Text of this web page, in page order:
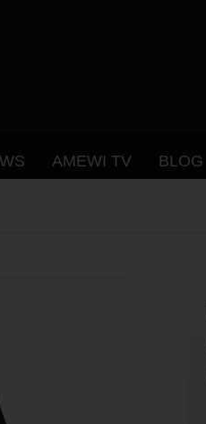
AMEWI TV BLOG